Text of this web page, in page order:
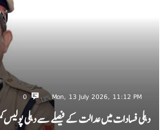
Mon, 13 July 2026, 11:12 PM
0
دہلی فسادات میں عدالت کے فیصلے سے دہلی پولیس